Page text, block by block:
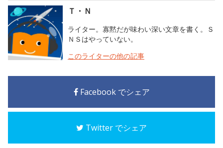
Ｔ・Ｎ
ライター。寡黙だが味わい深い文章を書く。Ｓ
ＮＳはやっていない。
このライターの他の記事
Facebook でシェア
Twitter でシェア